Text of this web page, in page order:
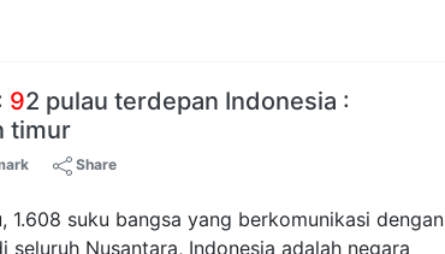
92 pulau terdepan Indonesia :
timur
Share
1.608 suku bangsa yang berkomunikasi dengan
seluruh Nusantara, Indonesia adalah negara